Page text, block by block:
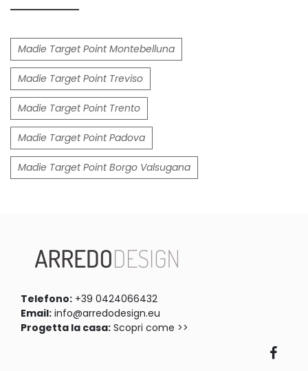
Madie Target Point Montebelluna
Madie Target Point Treviso
Madie Target Point Trento
Madie Target Point Padova
Madie Target Point Borgo Valsugana
Telefono: +39 0424066432
Email: info@arredodesign.eu
Progetta la casa: Scopri come >>